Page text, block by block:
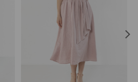
nada Twojej stylizacji
– Komfort Bez
bawełnianej dzianiny, sukienka
noszenia w każdej sytuacji.